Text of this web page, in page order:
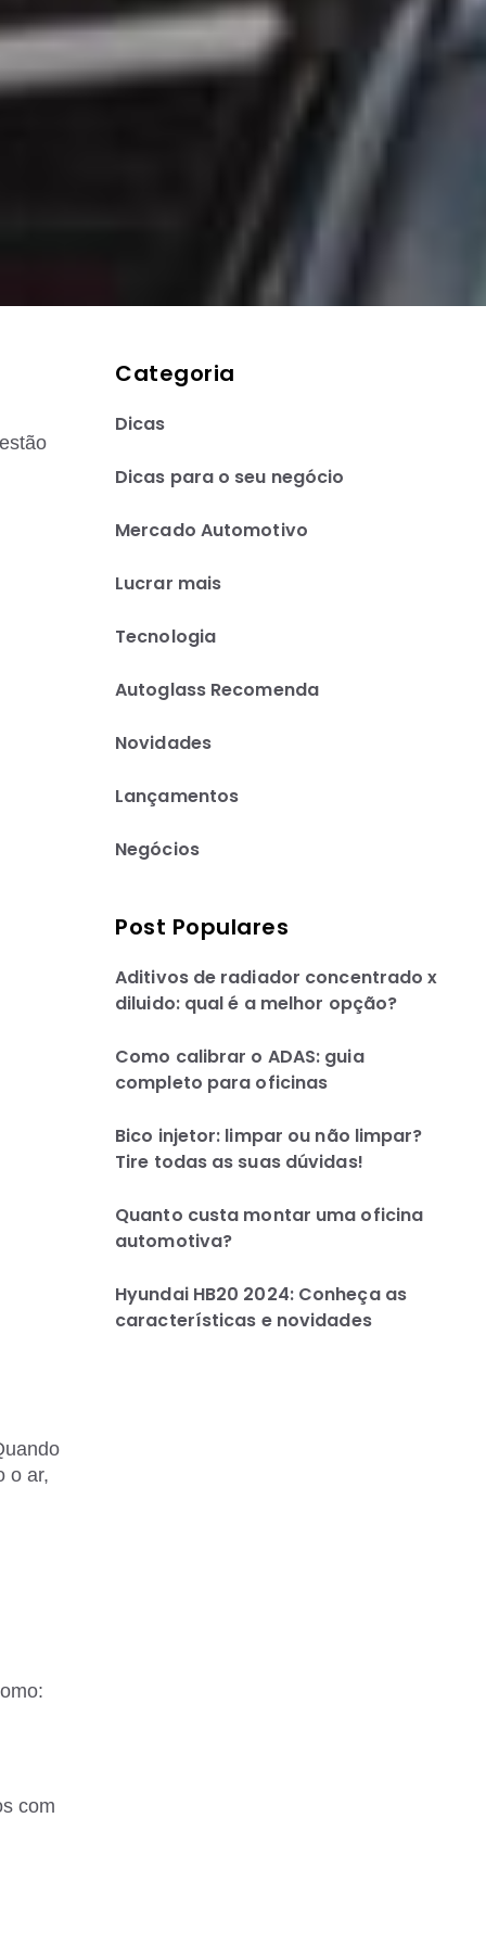
o ar,
com
Categoria
Dicas
Dicas para o seu negócio
Mercado Automotivo
Lucrar mais
Tecnologia
Autoglass Recomenda
Novidades
Lançamentos
Negócios
Post Populares
Aditivos de radiador concentrado x
diluido: qual é a melhor opção?
Como calibrar o ADAS: guia
completo para oficinas
Bico injetor: limpar ou não limpar?
Tire todas as suas dúvidas!
Quanto custa montar uma oficina
automotiva?
Hyundai HB20 2024: Conheça as
características e novidades